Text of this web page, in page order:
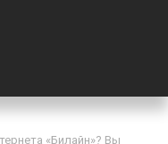
«Билайн»? Вы